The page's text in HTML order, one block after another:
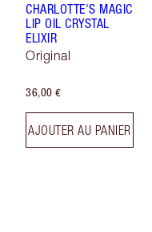
CHARLOTTE'S MAGIC
LIP OIL CRYSTAL
ELIXIR
Original
36,00 €
AJOUTER AU PANIER